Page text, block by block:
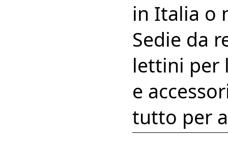
in Italia o
Sedie da
lettini per
e
tutto per